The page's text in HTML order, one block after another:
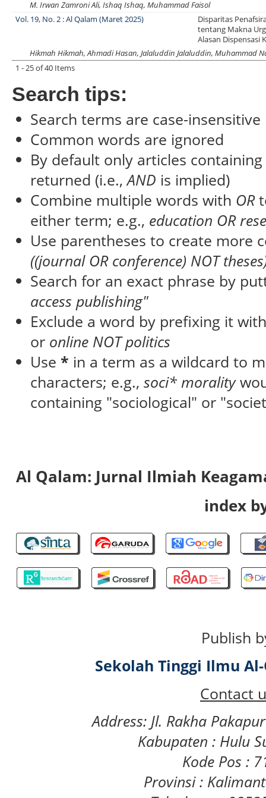
M. Irwan Zamroni Ali, Ishaq Ishaq, Muhammad Faisol
Vol. 19, No. 2 : Al Qalam (Maret 2025)
Disparitas
tentang Makna
Alasan Dispensasi
Hikmah Hikmah, Ahmadi Hasan, Jalaluddin Jalaluddin, Muhammad
1 - 25 of 40 Items
Search tips:
Search terms are case-insensitive
Common words are ignored
By default only articles
returned (i.e.,AND is implied)
Combine multiple words with OR
either term; e.g., education OR
Use parentheses to create more
((journal OR conference) NOT
Search for an exact phrase by
access publishing"
Exclude a word by prefixing it
or online NOT politics
Use * in a term as a wildcard to
characters; e.g.,soci* morality
containing "sociological" or
Al Qalam: Jurnal Ilmiah
index
Publish
Sekolah Tinggi Ilmu
Contact
Address: Jl. Rakha
Kabupaten : Hulu
Kode Pos :
Provinsi :